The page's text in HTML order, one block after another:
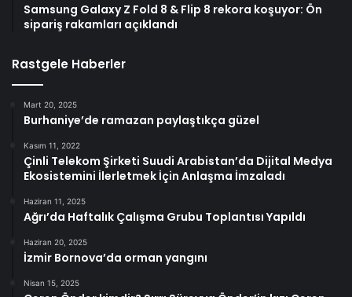
Samsung Galaxy Z Fold 8 & Flip 8 rekora koşuyor: Ön
sipariş rakamları açıklandı
Rastgele Haberler
Mart 20, 2025
Burhaniye’de ramazan paylaştıkça güzel
Kasım 11, 2022
Çinli Telekom Şirketi Suudi Arabistan’da Dijital Medya
Ekosistemini İlerletmek İçin Anlaşma İmzaladı
Haziran 11, 2025
Ağrı’da Haftalık Çalışma Grubu Toplantısı Yapıldı
Haziran 20, 2025
İzmir Bornova’da orman yangını
Nisan 15, 2025